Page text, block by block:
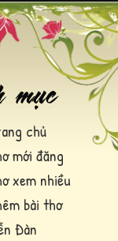
chủ
mới đăng
xem nhiều
bài thơ
Đàn